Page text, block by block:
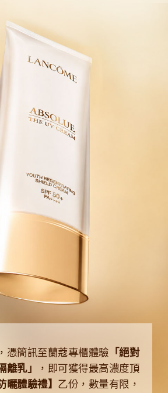
憑簡訊至蘭蔻專櫃體驗 「絕對
乳」
，即可獲得最高濃度頂
曬體驗禮】 乙份，數量有限，